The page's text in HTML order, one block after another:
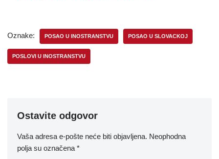
Oznake: POSAO U INOSTRANSTVU POSAO U SLOVACKOJ
POSLOVI U INOSTRANSTVU
Ostavite odgovor
Vaša adresa e-pošte neće biti objavljena. Neophodna
polja su označena *